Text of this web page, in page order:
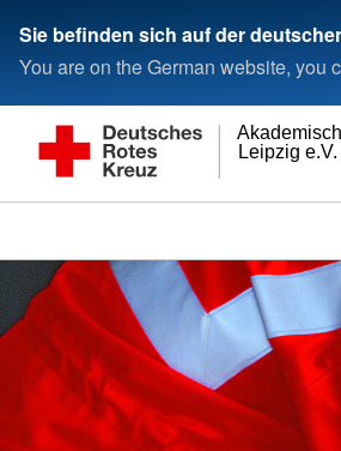
Sie befinden sich auf der
You are on the German website, you
Leipzig e.V.